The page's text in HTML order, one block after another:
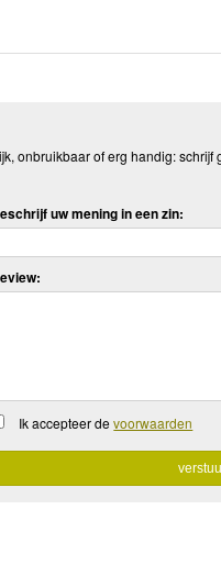
onbruikbaar of erg handig:
uw mening in een zin:
Ik accepteer devoorwaarden